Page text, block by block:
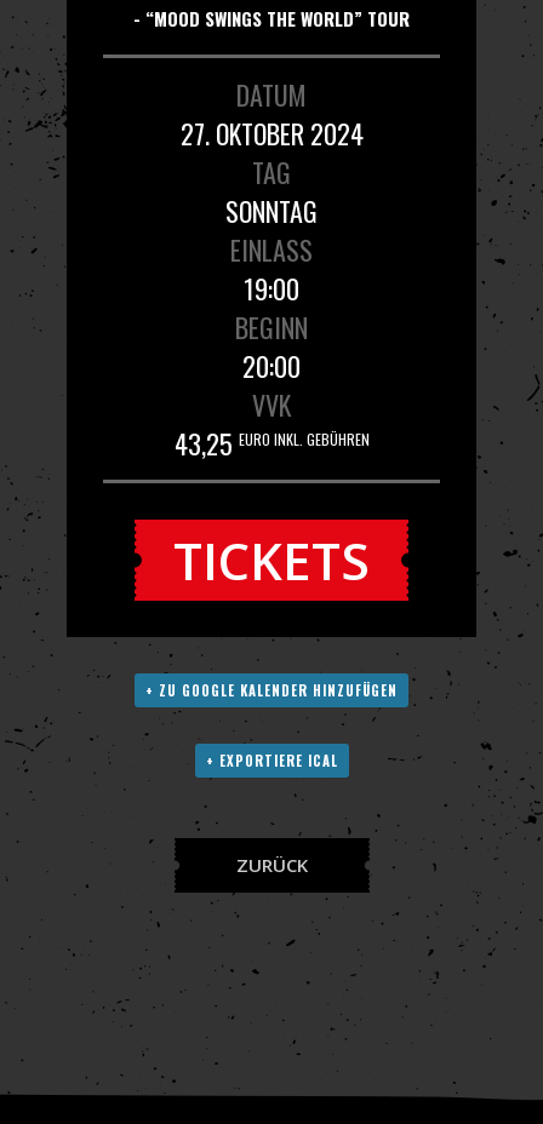
- “MOOD SWINGS THE WORLD” TOUR
DATUM
27. OKTOBER 2024
TAG
SONNTAG
EINLASS
19:00
BEGINN
20:00
VVK
43,25 EURO INKL. GEBÜHREN
TICKETS
+ ZU GOOGLE KALENDER HINZUFÜGEN
+ EXPORTIERE ICAL
ZURÜCK